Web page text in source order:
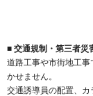
■ 交通規制・第三者
道路工事や市街地工
かせません。
交通誘導員の配置、カ